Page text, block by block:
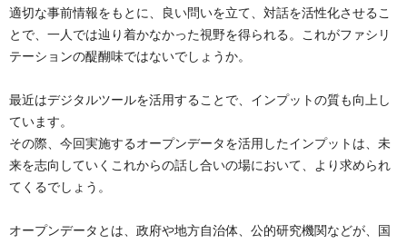
適切な事前情報をもとに、良い問いを立て、対話を活性化させるこ
とで、一人では辿り着かなかった視野を得られる。これがファシリ
テーションの醍醐味ではないでしょうか。
最近はデジタルツールを活用することで、インプットの質も向上し
ています。
その際、今回実施するオープンデータを活用したインプットは、未
来を志向していくこれからの話し合いの場において、より求められ
てくるでしょう。
オープンデータとは、政府や地方自治体、公的研究機関などが、国